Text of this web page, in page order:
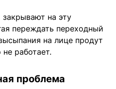
на эту
переждать переходный
на лице продут
работает.
проблема